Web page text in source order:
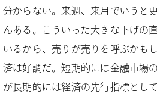
分からない。来週、来月でいうと
んある。こういった大きな下げの
いるから、売りが売りを呼ぶかも
済は好調だ。短期的には金融市場
が長期的には経済の先行指標とし